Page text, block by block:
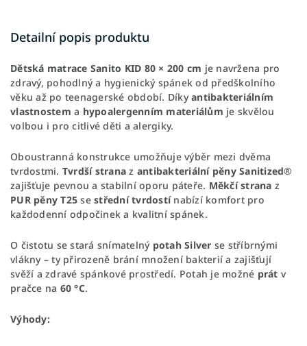
Detailní popis produktu
Dětská matrace Sanito KID 80 × 200 cm je navržena pro
zdravý, pohodlný a hygienický spánek od předškolního
věku až po teenagerské období. Díkyantibakteriálním
vlastnostem a hypoalergenním materiálům je skvělou
volbou i pro citlivé děti a alergiky.
Oboustranná konstrukce umožňuje výběr mezi dvěma
tvrdostmi. Tvrdší strana z antibakteriální pěny Sanitized®
zajišťuje pevnou a stabilní oporu páteře. Měkčí strana z
PUR pěny T25 se střední tvrdostínabízí komfort pro
každodenní odpočinek a kvalitní spánek.
O čistotu se stará snímatelnýpotah Silver se stříbrnými
vlákny – ty přirozeně brání množení bakterií a zajišťují
svěží a zdravé spánkové prostředí. Potah je možné prát v
pračce na 60 °C.
Výhody: